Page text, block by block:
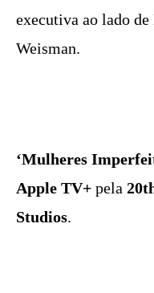
executiva ao lado
Weisman.
‘Mulheres
Apple TV+ pela
Studios.